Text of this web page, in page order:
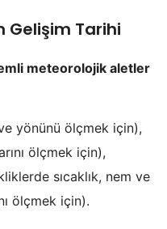
Gelişim Tarihi
meteorolojik aletler
yönünü ölçmek için),
ölçmek için),
sıcaklık, nem ve
ölçmek için).